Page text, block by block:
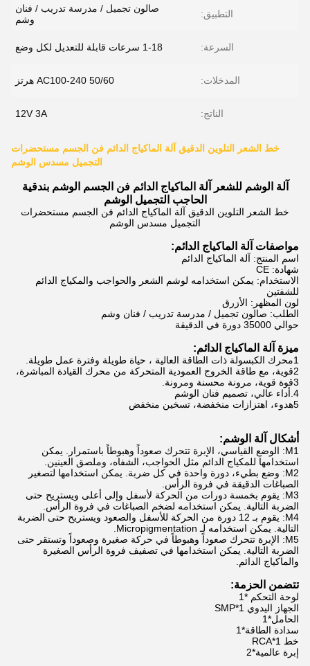
التطبيق:
صالون تجميل / مدرسة تدريب / فنان
وشم
السرعة: 1-18 سرعات قابلة للتعديل لكل وضع
المدخلات: AC100-240 50/60 هرتز
الناتج: 12V 3A
خط الشعر التلوين الدقيق آلة الماكياج الدائم فن الجسم مستحضرات
التجميل مسدس الوشم
آلة الوشم للشعر آلة الماكياج الدائم فن الجسم الوشم بندقية
الحاجب التجميل الوشم
خط الشعر التلوين الدقيق آلة الماكياج الدائم فن الجسم مستحضرات
التجميل مسدس الوشم
مواصفات آلة الماكياج الدائم:
اسم المنتج: آلة الماكياج الدائم
شهادة: CE
الاستخدام: يمكن استخدامه لوشم الشعر والحواجب والمكياج الدائم
للشفتين
لون المظهر: الأزرق
الطلب: صالون تجميل / مدرسة تدريب / فنان وشم
حوالي 35000 دورة في الدقيقة
ميزة آلة الماكياج الدائم:
1محرك الكبسولة ذات الطاقة العالية ، حياة طويلة وفترة عمل طويلة.
2قوية، مع طاقة الخروج العمودية المتحركة من محرك القيادة المباشرة،
3قوة قوية، مرونة محسنة ومرونة.
4.أداء عالي، تصميم فنان الوشم
5هدوء، اهتزازات منخفضة، تسخين منخفض
أشكال آلة الوشم:
M1: الوضع القياسي، الإبرة تتحرك صعوداً وهبوطاً باستمرار. يمكن
استخدامها للمكياج الدائم مثل الحواجب، الشفاه، وملصق العينين.
M2: وضع بطيء، دورة واحدة في كل ضربة. يمكن استخدامها لتصغير
الصباغات الدقيقة في فروة الرأس.
M3: يقوم بخمسة دورات من الحركة لأسفل وإلى أعلى ويستريح حتى
الضربة التالية. يمكن استخدامه لضخم الصباغات في فروة الرأس.
M4: يقوم بـ 12 دورة من الحركة للأسفل والصعود ويستريح حتى الضربة
التالية. يمكن استخدامه لـ Micropigmentation.
M5: الإبرة تتحرك صعوداً وهبوطاً في حركة صغيرة وصعوداً وتستقر حتى
الضربة التالية. يمكن استخدامها في تصفيف فروة الرأس الصغيرة
والماكياج الدائم.
تتضمن الحزمة:
لوحة التحكم *1
الجهاز اليدوي SMP*1
الحامل*1
سدادة الطاقة*1
خط RCA*1
إبرة عالمية*2